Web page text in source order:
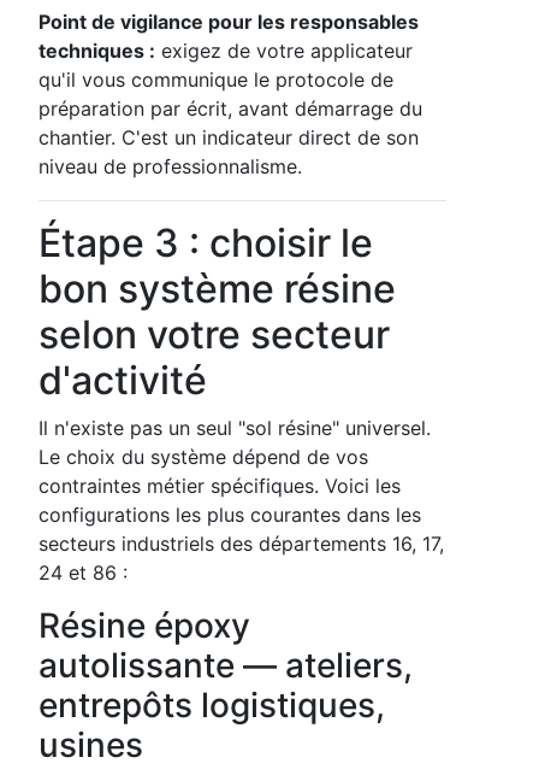
Point de vigilance pour les responsables
techniques : exigez de votre applicateur
qu'il vous communique le protocole de
préparation par écrit, avant démarrage du
chantier. C'est un indicateur direct de son
niveau de professionnalisme.
Étape 3 : choisir le
bon système résine
selon votre secteur
d'activité
Il n'existe pas un seul "sol résine" universel.
Le choix du système dépend de vos
contraintes métier spécifiques. Voici les
configurations les plus courantes dans les
secteurs industriels des départements 16, 17,
24 et 86 :
Résine époxy
autolissante — ateliers,
entrepôts logistiques,
usines